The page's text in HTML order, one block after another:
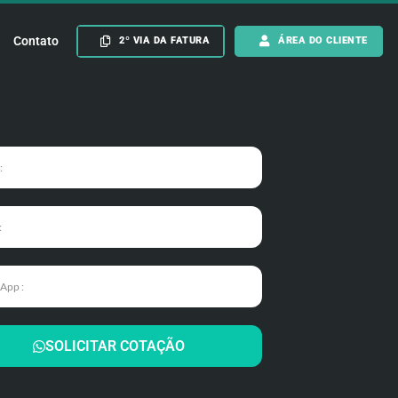
Contato 2º VIA DA FATURA ÁREA DO CLIENTE
SOLICITAR COTAÇÃO